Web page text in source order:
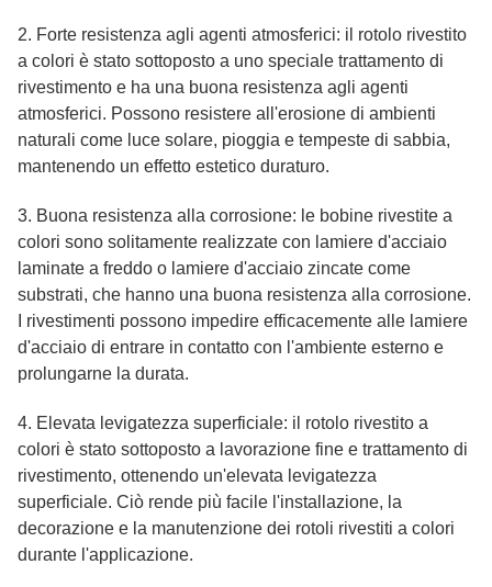
2. Forte resistenza agli agenti atmosferici: il rotolo rivestito
a colori è stato sottoposto a uno speciale trattamento di
rivestimento e ha una buona resistenza agli agenti
atmosferici. Possono resistere all'erosione di ambienti
naturali come luce solare, pioggia e tempeste di sabbia,
mantenendo un effetto estetico duraturo.
3. Buona resistenza alla corrosione: le bobine rivestite a
colori sono solitamente realizzate con lamiere d'acciaio
laminate a freddo o lamiere d'acciaio zincate come
substrati, che hanno una buona resistenza alla corrosione.
I rivestimenti possono impedire efficacemente alle lamiere
d'acciaio di entrare in contatto con l'ambiente esterno e
prolungarne la durata.
4. Elevata levigatezza superficiale: il rotolo rivestito a
colori è stato sottoposto a lavorazione fine e trattamento di
rivestimento, ottenendo un'elevata levigatezza
superficiale. Ciò rende più facile l'installazione, la
decorazione e la manutenzione dei rotoli rivestiti a colori
durante l'applicazione.